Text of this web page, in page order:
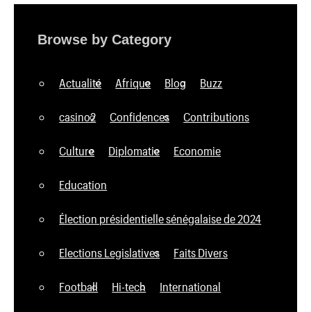
Browse by Category
Actualité Afrique Blog Buzz
casino2 Confidences Contributions
Culture Diplomatie Economie
Education
Élection présidentielle sénégalaise de 2024
Elections Legislatives Faits Divers
Football Hi-tech International